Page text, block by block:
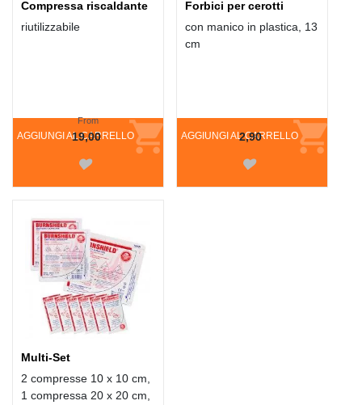
Compressa riscaldante
riutilizzabile
AGGIUNGI AL CARRELLO
From
19,00
Forbici per cerotti
con manico in plastica, 13
cm
AGGIUNGI AL CARRELLO
2,90
Multi-Set
2 compresse 10 x 10 cm,
1 compressa 20 x 20 cm,